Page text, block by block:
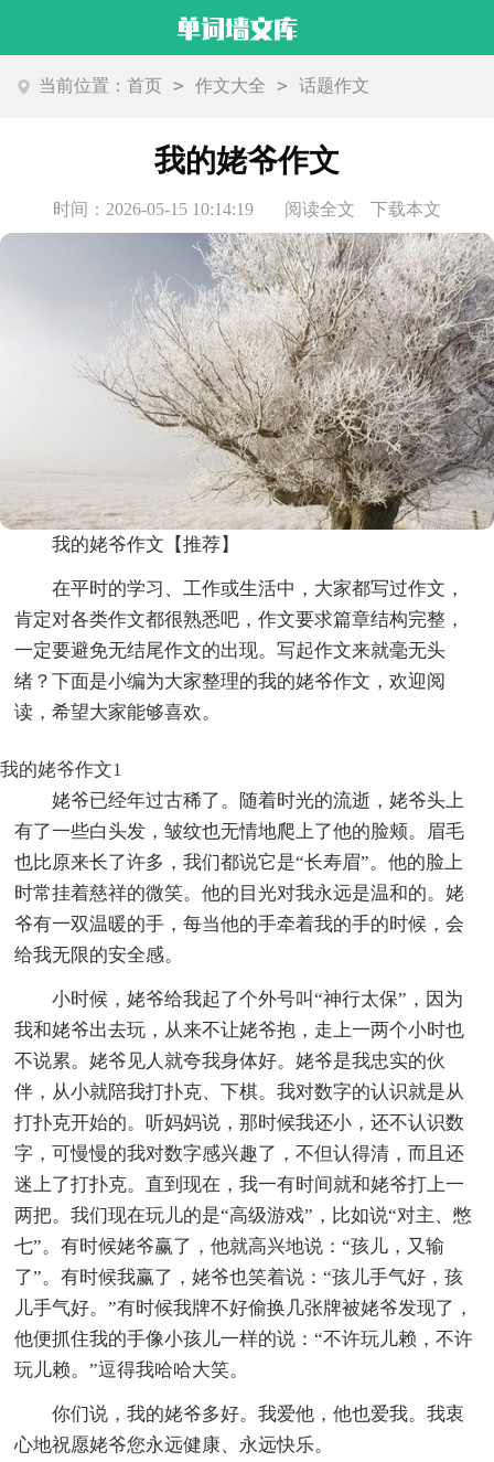
当前位置：首页 > 作文大全 > 话题作文
我的姥爷作文
时间：2026-05-15 10:14:19 阅读全文 下载本文
我的姥爷作文【推荐】
在平时的学习、工作或生活中，大家都写过作文，
肯定对各类作文都很熟悉吧，作文要求篇章结构完整，
一定要避免无结尾作文的出现。写起作文来就毫无头
绪？下面是小编为大家整理的我的姥爷作文，欢迎阅
读，希望大家能够喜欢。
我的姥爷作文1
姥爷已经年过古稀了。随着时光的流逝，姥爷头上
有了一些白头发，皱纹也无情地爬上了他的脸颊。眉毛
也比原来长了许多，我们都说它是“长寿眉”。他的脸上
时常挂着慈祥的微笑。他的目光对我永远是温和的。姥
爷有一双温暖的手，每当他的手牵着我的手的时候，会
给我无限的安全感。
小时候，姥爷给我起了个外号叫“神行太保”，因为
我和姥爷出去玩，从来不让姥爷抱，走上一两个小时也
不说累。姥爷见人就夸我身体好。姥爷是我忠实的伙
伴，从小就陪我打扑克、下棋。我对数字的认识就是从
打扑克开始的。听妈妈说，那时候我还小，还不认识数
字，可慢慢的我对数字感兴趣了，不但认得清，而且还
迷上了打扑克。直到现在，我一有时间就和姥爷打上一
两把。我们现在玩儿的是“高级游戏”，比如说“对主、憋
七”。有时候姥爷赢了，他就高兴地说：“孩儿，又输
了”。有时候我赢了，姥爷也笑着说：“孩儿手气好，孩
儿手气好。”有时候我牌不好偷换几张牌被姥爷发现了，
他便抓住我的手像小孩儿一样的说：“不许玩儿赖，不许
玩儿赖。”逗得我哈哈大笑。
你们说，我的姥爷多好。我爱他，他也爱我。我衷
心地祝愿姥爷您永远健康、永远快乐。